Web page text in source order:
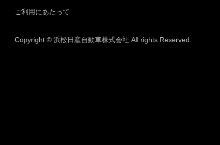
ご利用にあたって
Copyright © 浜松日産自動車株式会社 All rights Reserved.